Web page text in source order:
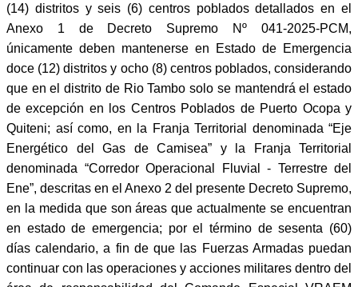
(14) distritos y seis (6) centros poblados detallados en el
Anexo 1 de Decreto Supremo Nº 041-2025-PCM,
únicamente deben mantenerse en Estado de Emergencia
doce (12) distritos y ocho (8) centros poblados, considerando
que en el distrito de Rio Tambo solo se mantendrá el estado
de excepción en los Centros Poblados de Puerto Ocopa y
Quiteni; así como, en la Franja Territorial denominada “Eje
Energético del Gas de Camisea” y la Franja Territorial
denominada “Corredor Operacional Fluvial - Terrestre del
Ene”, descritas en el Anexo 2 del presente Decreto Supremo,
en la medida que son áreas que actualmente se encuentran
en estado de emergencia; por el término de sesenta (60)
días calendario, a fin de que las Fuerzas Armadas puedan
continuar con las operaciones y acciones militares dentro del